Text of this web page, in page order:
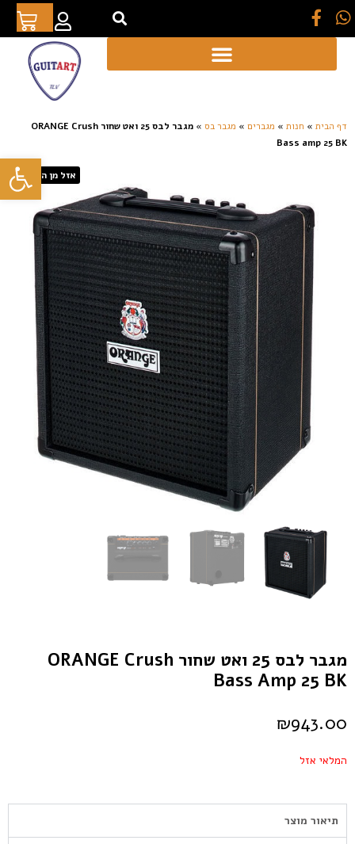
פתח
דף הבית » חנות » מגברים » מגבר בס »
מגבר לבס 25 ואט שחור ORANGE Crush
Bass amp 25 BK
אזל מן המלאי
מגבר לבס 25 ואט שחור ORANGE Crush
Bass Amp 25 BK
₪943.00
המלאי אזל
תיאור מוצר